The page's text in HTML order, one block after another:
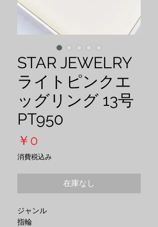
STAR JEWELRY
ライトピンクエ
ッグリング 13号
PT950
￥0
格
消費税込み
在庫なし
ジャンル
指輪